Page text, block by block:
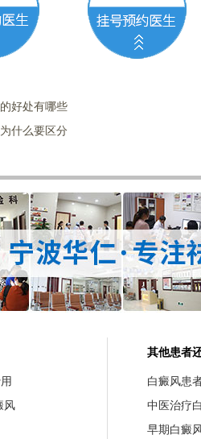
好处有哪些
什么要区分
风
其他患者
白癜风患
中医治疗
早期白癜